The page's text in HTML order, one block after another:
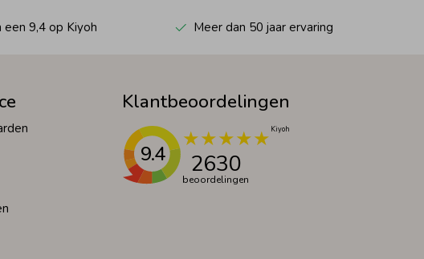
9,4 op Kiyoh Meer dan 50 jaar ervaring
Klantbeoordelingen
9.4 2630
beoordelingen